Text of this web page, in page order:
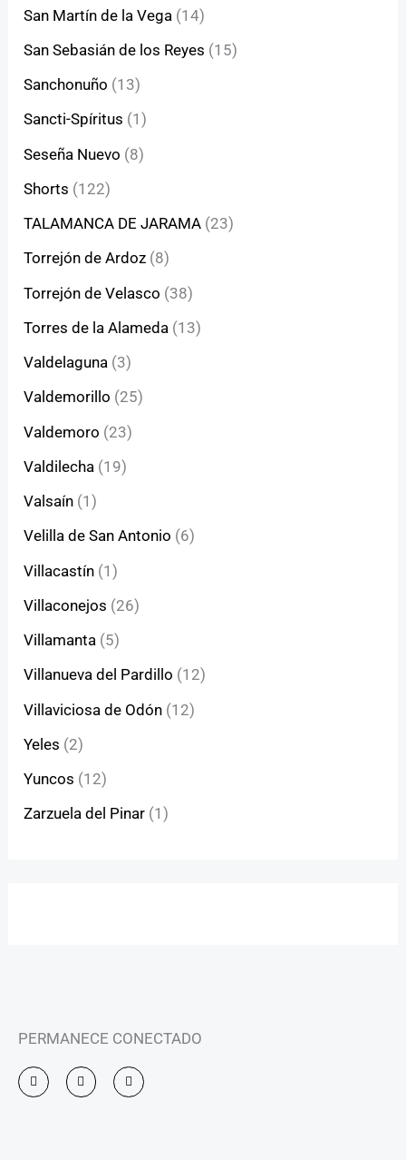
San Martín de la Vega (14)
San Sebasián de los Reyes (15)
Sanchonuño (13)
Sancti-Spíritus (1)
Seseña Nuevo (8)
Shorts (122)
TALAMANCA DE JARAMA (23)
Torrejón de Ardoz (8)
Torrejón de Velasco (38)
Torres de la Alameda (13)
Valdelaguna (3)
Valdemorillo (25)
Valdemoro (23)
Valdilecha (19)
Valsaín (1)
Velilla de San Antonio (6)
Villacastín (1)
Villaconejos (26)
Villamanta (5)
Villanueva del Pardillo (12)
Villaviciosa de Odón (12)
Yeles (2)
Yuncos (12)
Zarzuela del Pinar (1)
PERMANECE CONECTADO
I
n
s
F
a
c
Y
o
u